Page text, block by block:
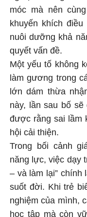
móc mà nên
khuyến khích
nuôi dưỡng khả
quyết vấn đề.
Một yếu tố không
làm gương trong
lớn dám thừa
này, lần sau bố sẽ
được rằng sai lầm
hội cải thiện.
Trong bối cảnh
năng lực, việc dạy
– và làm lại” chính
suốt đời. Khi trẻ
nghiệm của mình,
học tập mà còn